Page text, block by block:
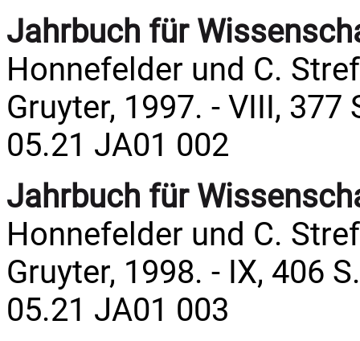
Jahrbuch für
Honnefelder und C.
Gruyter, 1997. - VIII, 377
05.21 JA01 002
Jahrbuch für
Honnefelder und C.
Gruyter, 1998. - IX, 406 S.
05.21 JA01 003